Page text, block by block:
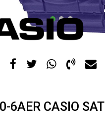
1 2 3
6AER CASIO SAT